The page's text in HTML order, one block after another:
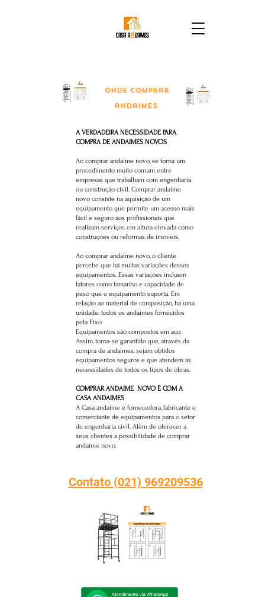
Onde comprar
andaimes
A VERDADEIRA NECESSIDADE PARA
COMPRA DE ANDAIMES NOVOS
Ao comprar andaime novo, se torna um
procedimento muito comum entre
empresas que trabalham com engenharia
ou construção civil. Comprar andaime
novo consiste na aquisição de um
equipamento que permite um acesso mais
fácil e seguro aos profissionais que
realizam serviços em altura elevada como
construções ou reformas de imóveis.
Ao comprar andaime novo, o cliente
percebe que há muitas variações desses
equipamentos. Essas variações incluem
fatores como tamanho e capacidade de
peso que o equipamento suporta. Em
relação ao material de composição, há uma
unidade: todos os andaimes fornecidos
pela Fixo
Equipamentos são compostos em aço.
Assim, torna-se garantido que, através da
compra de andaimes, sejam obtidos
equipamentos seguros e que atendem às
necessidades de todos os tipos de obras.
COMPRAR ANDAIME NOVO É COM A
CASA ANDAIMES
A Casa andaime é fornecedora, fabricante e
comerciante de equipamentos para o setor
de engenharia civil. Além de oferecer a
seus clientes a possibilidade de comprar
andaime novo.
Contato (021) 969209536